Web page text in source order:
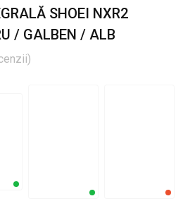
SHOEI NXR2
/ GALBEN / ALB
)